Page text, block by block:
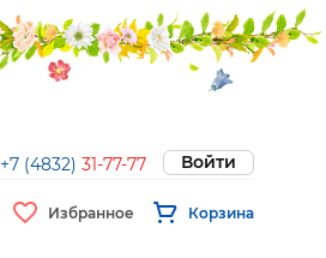
+7 (4832) 31-77-77 Войти
Избранное Корзина